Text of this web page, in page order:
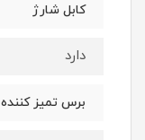
کابل شارژ
دارد
برس تمیز کننده